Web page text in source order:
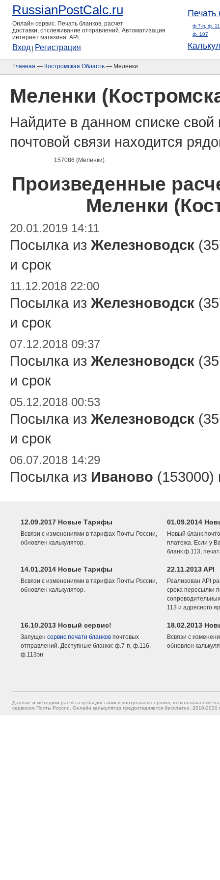
RussianPostCalc.ru
Онлайн сервис. Печать бланков, расчет
доставки, отслеживание отправлений. Автоматизация
интернет магазина. API.
Вход Регистрация
Печать
ф.7-п, ф.
ф. 107
Главная — Костромская Область — Меленки
Меленки
Найдите в данном списке
почтовой связи находится
157086 (Меленки)
Произведенные
Меленки
20.01.2019 14:11
Посылка из Железноводск
и срок
11.12.2018 22:00
Посылка из Железноводск
и срок
07.12.2018 09:37
Посылка из Железноводск
и срок
05.12.2018 00:53
Посылка из Железноводск
и срок
06.07.2018 14:29
Посылка из Иваново
12.09.2017 Новые Тарифы
Всвязи с изменениями в тарифах Почты России,
обновлен калькулятор.
01.09.2014
Новый бланк
платежа. Если у
бланк ф.113,
14.01.2014 Новые Тарифы
Всвязи с изменениями в тарифах Почты России,
обновлен калькулятор.
22.11.2013 API
Реализован API
срока пересылки
113 и адресного
16.10.2013 Новый сервис!
Запущен сервис печати бланков почтовых
отправлений. Доступные бланки: ф.7-п, ф.116,
ф.113эн
18.02.2013
Всвязи с
обновлен
Данные и методики расчета цены доставки и контрольных сроков, использованные
сервисом Почты России. Онлайн калькулятор предоставляется бесплатно. 2010-2020